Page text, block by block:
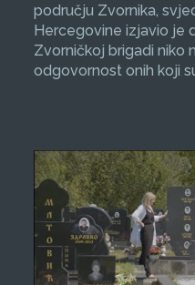
području Zvornika,
Hercegovine izjavio je
Zvorničkoj brigadi niko
odgovornost onih koji